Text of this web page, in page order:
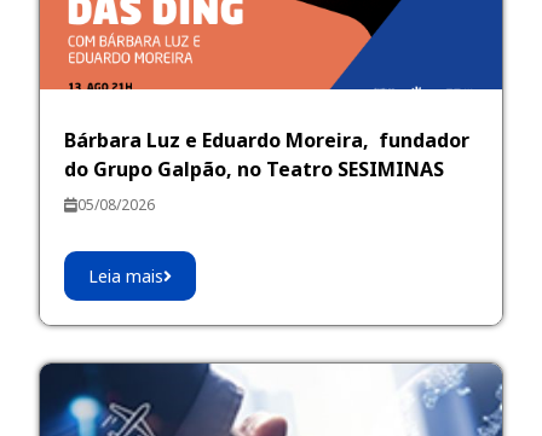
Bárbara Luz e Eduardo Moreira, fundador
do Grupo Galpão, no Teatro SESIMINAS
05/08/2026
Leia mais